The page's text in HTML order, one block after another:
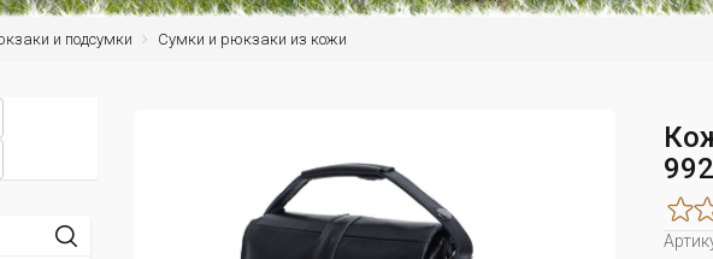
и подсумки Сумки и рюкзаки из кожи